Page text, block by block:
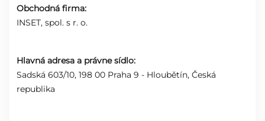
Obchodná firma:
INSET, spol. s r. o.
Hlavná adresa a právne sídlo:
Sadská 603/10, 198 00 Praha 9 - Hloubětín, Česká
republika